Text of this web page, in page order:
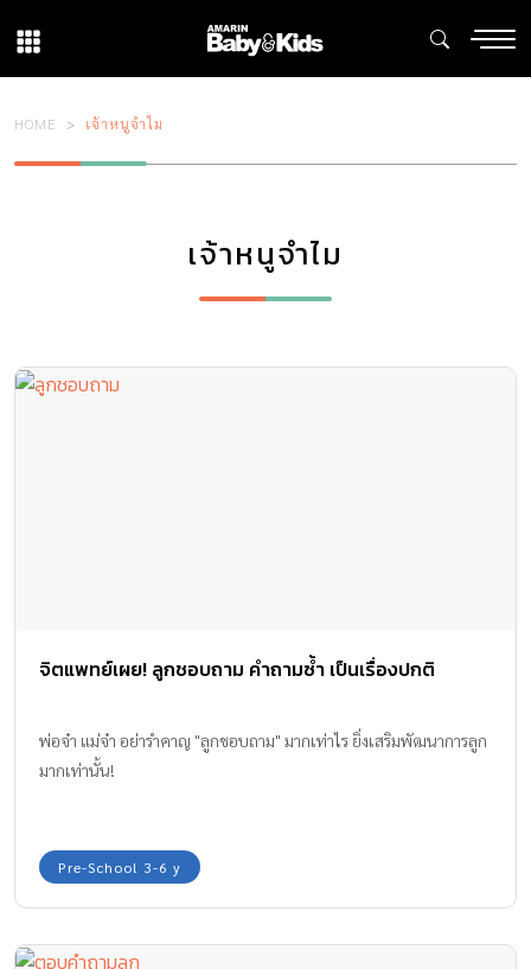
HOME เจ้าหนูจำไม
เจ้าหนูจำไม
จิตแพทย์เผย! ลูกชอบถาม คำถามซ้ำ เป็นเรื่องปกติ
พ่อจ๋า แม่จ๋า อย่ารำคาญ "ลูกชอบถาม" มากเท่าไร ยิ่งเสริมพัฒนาการลูก
มากเท่านั้น!
Pre-School 3-6 y